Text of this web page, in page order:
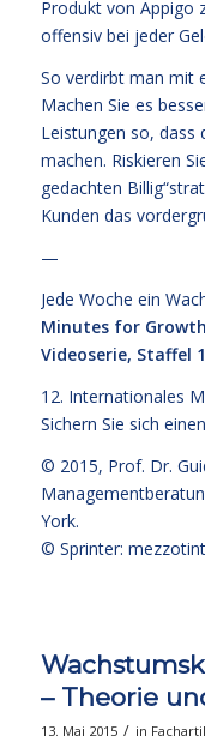
Produkt von Appigo
offensiv bei jeder
So verdirbt man mit
Machen Sie es
Leistungen so, dass
machen. Riskieren
gedachten
Kunden das
—
Jede Woche ein
Minutes for
Videoserie, Staffel 1
12. Internationales
Sichern Sie sich
© 2015, Prof. Dr.
York.
© Sprinter:
– Theorie
13. Mai 2015 / in